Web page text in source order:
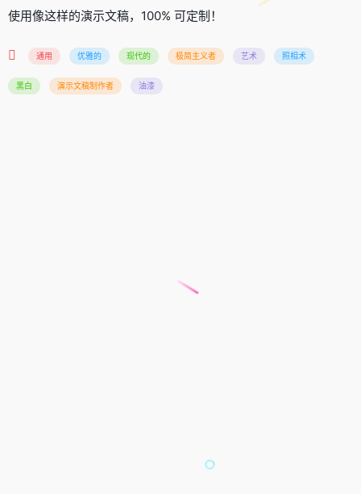
使用像这样的演示文稿，100% 可定制！
通用 优雅的 现代的 极简主义者 艺术 照相术
黑白 演示文稿制作者 油漆